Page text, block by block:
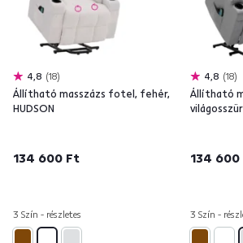
4,8 18
Állítható masszázs fotel, fehér,
HUDSON
134 600 Ft
3 Szín - részletes
4,8 18
Állítható
134
3 Szín -